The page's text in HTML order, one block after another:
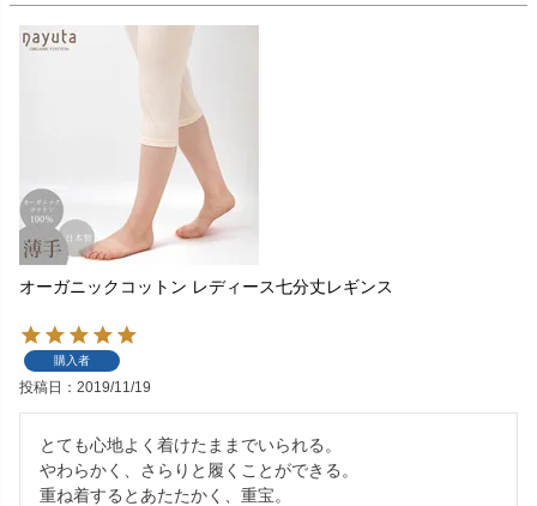
オーガニックコットン レディース七分丈レギンス
購入者
投稿日 2019/11/19
とても心地よく着けたままでいられる。
やわらかく、さらりと履くことができる。
重ね着するとあたたかく、重宝。